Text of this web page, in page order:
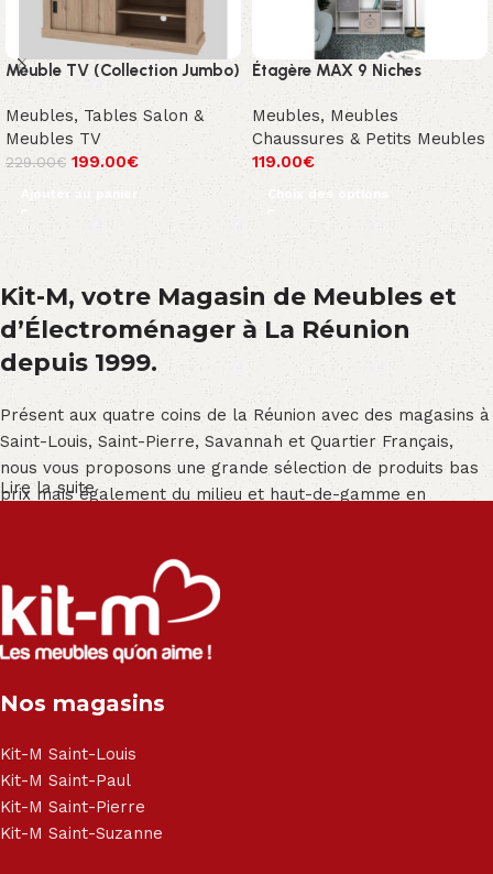
Meuble TV (Collection Jumbo)
Meubles, Tables Salon &
Meubles TV
229.00€ 199.00€
Ajouter au panier
Étagère MAX 9 Niches
Meubles, Meubles
Chaussures & Petits Meubles
119.00€
Choix des options
Kit-M, votre Magasin de Meubles et
d’Électroménager à La Réunion
depuis 1999.
Présent aux quatre coins de la Réunion avec des magasins à
Saint-Louis, Saint-Pierre, Savannah et Quartier Français,
nous vous proposons une grande sélection de produits bas
prix mais également du milieu et haut-de-gamme en
Salon angle - Salon convertible - Salon relax - Canapé -
Canapé lit - Cuisine sur-mesure - Fauteuil - Armoire - Table
et chaise - Meuble de salle de bain - Literie - Lit - Bureau -
Électroménager - Télévision led - Réfrigérateur -
- Matelas - Hifi Hitachi, LG, Sharp, Philips, Bosh, Moulinex,
Haier, Sony, Cecotec, Westpoint, Dyson.
Lire la suite
Nos magasins
Kit-M Saint-Louis
Kit-M Saint-Paul
Kit-M Saint-Pierre
Kit-M Saint-Suzanne